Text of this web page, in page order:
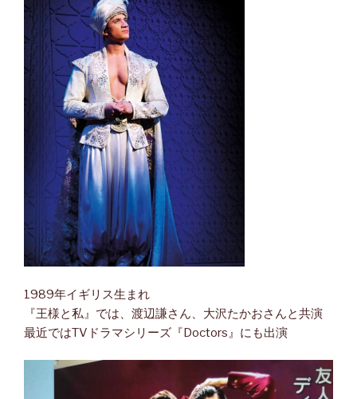
1989年イギリス生まれ
『王様と私』では、渡辺謙さん、大沢たかおさんと共演
最近ではTVドラマシリーズ『Doctors』にも出演